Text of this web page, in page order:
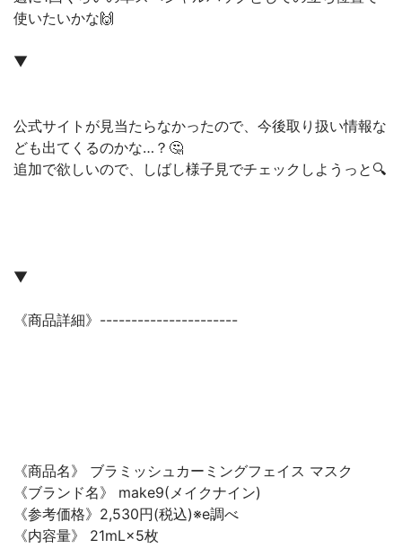
使いたいかな🙌
▼
公式サイトが見当たらなかったので、今後取り扱い情報な
ども出てくるのかな…？🤔
追加で欲しいので、しばし様子見でチェックしようっと🔍
▼
《商品詳細》----------------------
《商品名》 ブラミッシュカーミングフェイス マスク
《ブランド名》 make9(メイクナイン)
《参考価格》2,530円(税込)※e調べ
《内容量》 21mL×5枚